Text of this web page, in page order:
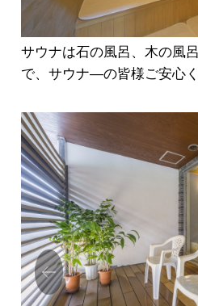
サウナは石の風呂、木の風
で、サウナ―の皆様ご安心
Prev
ious